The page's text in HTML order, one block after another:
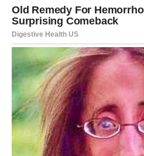
IZAZOVI:
povlačenje